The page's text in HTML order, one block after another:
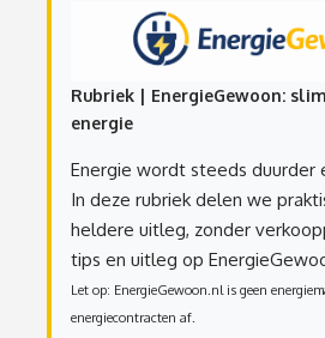
Rubriek | EnergieGewoon:
energie
Energie wordt steeds duurder
In deze rubriek delen we
heldere uitleg, zonder
tips en uitleg op
Let op: EnergieGewoon.nl is geen
energiecontracten af.